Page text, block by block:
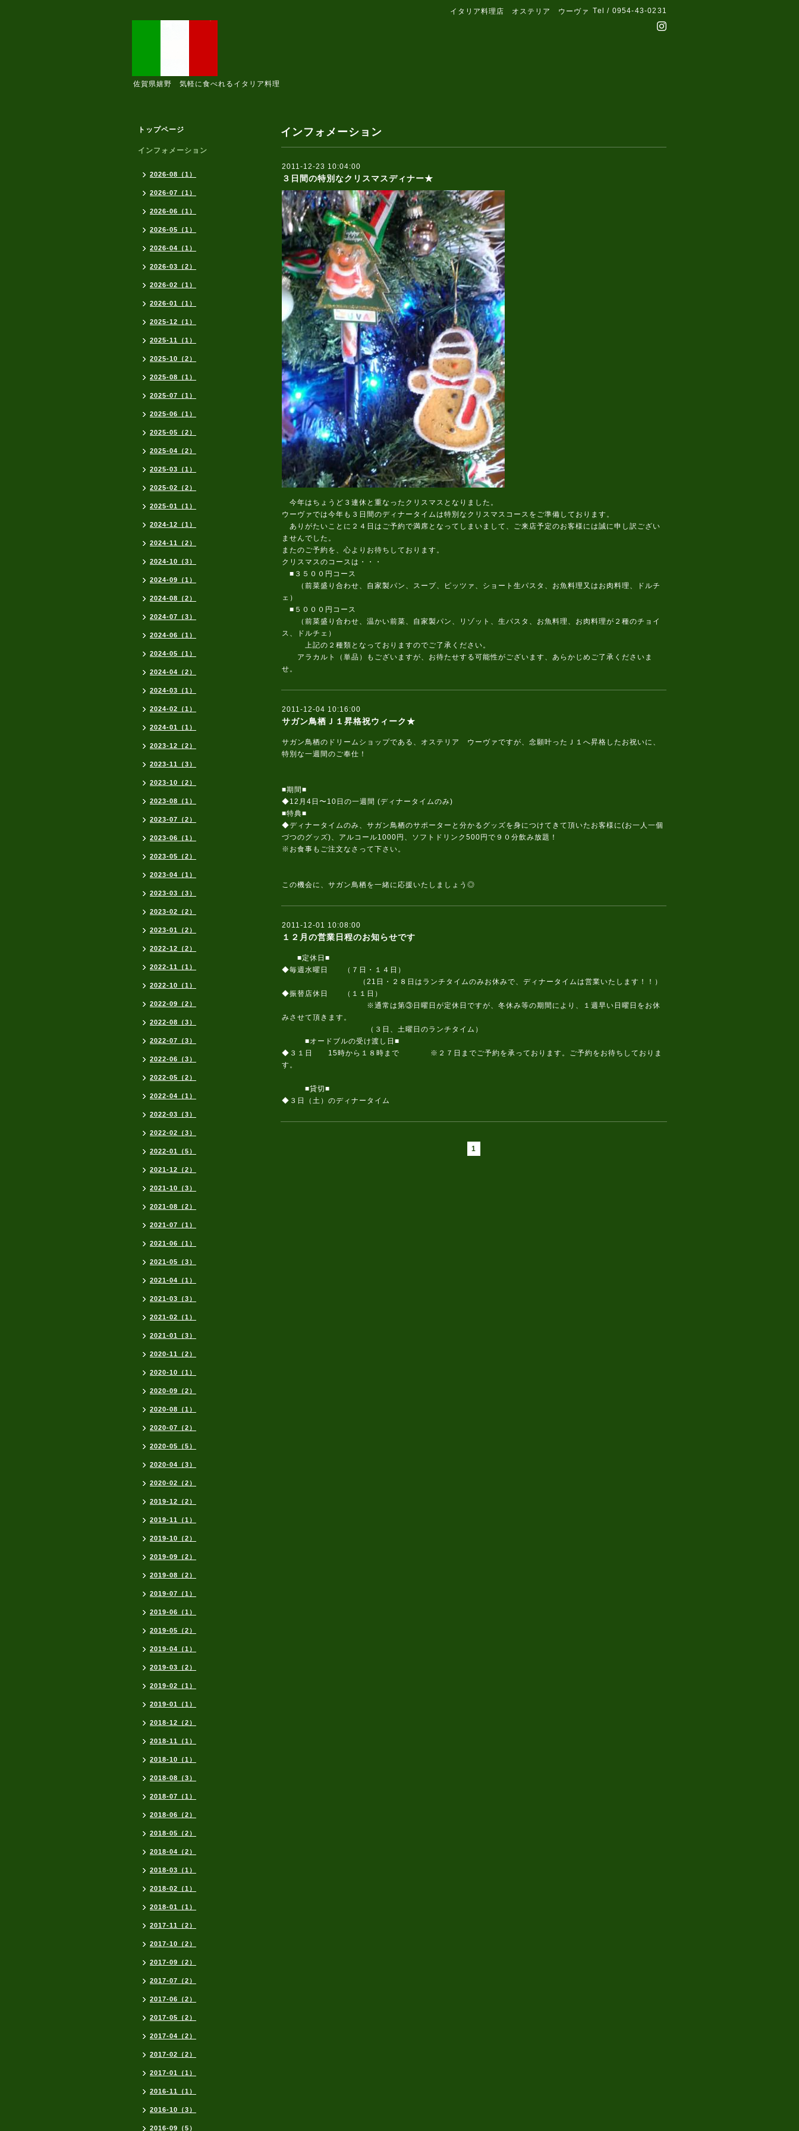
イタリア料理店 オステリア ウーヴァ Tel / 0954-43-0231
佐賀県嬉野 気軽に食べれるイタリア料理
インフォメーション
2011-12-23 10:04:00
３日間の特別なクリスマスディナー★
今年はちょうど３連休と重なったクリスマスとなりました。
ウーヴァでは今年も３日間のディナータイムは特別なクリスマスコースをご準備しております。
ありがたいことに２４日はご予約で満席となってしまいまして、ご来店予定のお客様には誠に申し訳ござい
ませんでした。
またのご予約を、心よりお待ちしております。
クリスマスのコースは・・・
■３５００円コース
（前菜盛り合わせ、自家製パン、スープ、ピッツァ、ショート生パスタ、お魚料理又はお肉料理、ドルチ
ェ）
■５０００円コース
（前菜盛り合わせ、温かい前菜、自家製パン、リゾット、生パスタ、お魚料理、お肉料理が２種のチョイ
ス、ドルチェ）
上記の２種類となっておりますのでご了承ください。
アラカルト（単品）もございますが、お待たせする可能性がございます、あらかじめご了承くださいま
せ。
2011-12-04 10:16:00
サガン鳥栖Ｊ１昇格祝ウィーク★
サガン鳥栖のドリームショップである、オステリア ウーヴァですが、念願叶ったＪ１へ昇格したお祝いに、
特別な一週間のご奉仕！
■期間■
◆12月4日〜10日の一週間 (ディナータイムのみ)
■特典■
◆ディナータイムのみ、サガン鳥栖のサポーターと分かるグッズを身につけてきて頂いたお客様に(お一人一個
づつのグッズ)、アルコール1000円、ソフトドリンク500円で９０分飲み放題！
※お食事もご注文なさって下さい。
この機会に、サガン鳥栖を一緒に応援いたしましょう◎
2011-12-01 10:08:00
１２月の営業日程のお知らせです
■定休日■
◆毎週水曜日 （７日・１４日）
（21日・２８日はランチタイムのみお休みで、ディナータイムは営業いたします！！）
◆振替店休日 （１１日）
※通常は第③日曜日が定休日ですが、冬休み等の期間により、１週早い日曜日をお休
みさせて頂きます。
（３日、土曜日のランチタイム）
■オードブルの受け渡し日■
◆３１日 15時から１８時まで ※２７日までご予約を承っております。ご予約をお待ちしておりま
す。
■貸切■
◆３日（土）のディナータイム
1
トップページ
インフォメーション
2026-08（1）
2026-07（1）
2026-06（1）
2026-05（1）
2026-04（1）
2026-03（2）
2026-02（1）
2026-01（1）
2025-12（1）
2025-11（1）
2025-10（2）
2025-08（1）
2025-07（1）
2025-06（1）
2025-05（2）
2025-04（2）
2025-03（1）
2025-02（2）
2025-01（1）
2024-12（1）
2024-11（2）
2024-10（3）
2024-09（1）
2024-08（2）
2024-07（3）
2024-06（1）
2024-05（1）
2024-04（2）
2024-03（1）
2024-02（1）
2024-01（1）
2023-12（2）
2023-11（3）
2023-10（2）
2023-08（1）
2023-07（2）
2023-06（1）
2023-05（2）
2023-04（1）
2023-03（3）
2023-02（2）
2023-01（2）
2022-12（2）
2022-11（1）
2022-10（1）
2022-09（2）
2022-08（3）
2022-07（3）
2022-06（3）
2022-05（2）
2022-04（1）
2022-03（3）
2022-02（3）
2022-01（5）
2021-12（2）
2021-10（3）
2021-08（2）
2021-07（1）
2021-06（1）
2021-05（3）
2021-04（1）
2021-03（3）
2021-02（1）
2021-01（3）
2020-11（2）
2020-10（1）
2020-09（2）
2020-08（1）
2020-07（2）
2020-05（5）
2020-04（3）
2020-02（2）
2019-12（2）
2019-11（1）
2019-10（2）
2019-09（2）
2019-08（2）
2019-07（1）
2019-06（1）
2019-05（2）
2019-04（1）
2019-03（2）
2019-02（1）
2019-01（1）
2018-12（2）
2018-11（1）
2018-10（1）
2018-08（3）
2018-07（1）
2018-06（2）
2018-05（2）
2018-04（2）
2018-03（1）
2018-02（1）
2018-01（1）
2017-11（2）
2017-10（2）
2017-09（2）
2017-07（2）
2017-06（2）
2017-05（2）
2017-04（2）
2017-02（2）
2017-01（1）
2016-11（1）
2016-10（3）
2016-09（5）